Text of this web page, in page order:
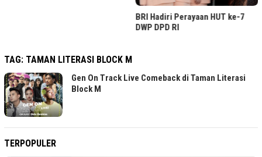
BRI Hadiri Perayaan HUT ke-7
DWP DPD RI
TAG: TAMAN LITERASI BLOCK M
Gen On Track Live Comeback di Taman Literasi
Block M
TERPOPULER